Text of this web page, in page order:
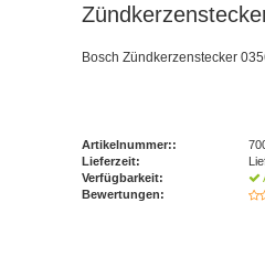
Bosch Zündkerzenstecker
Artikelnummer::
Lieferzeit:
Verfügbarkeit:
Bewertungen: